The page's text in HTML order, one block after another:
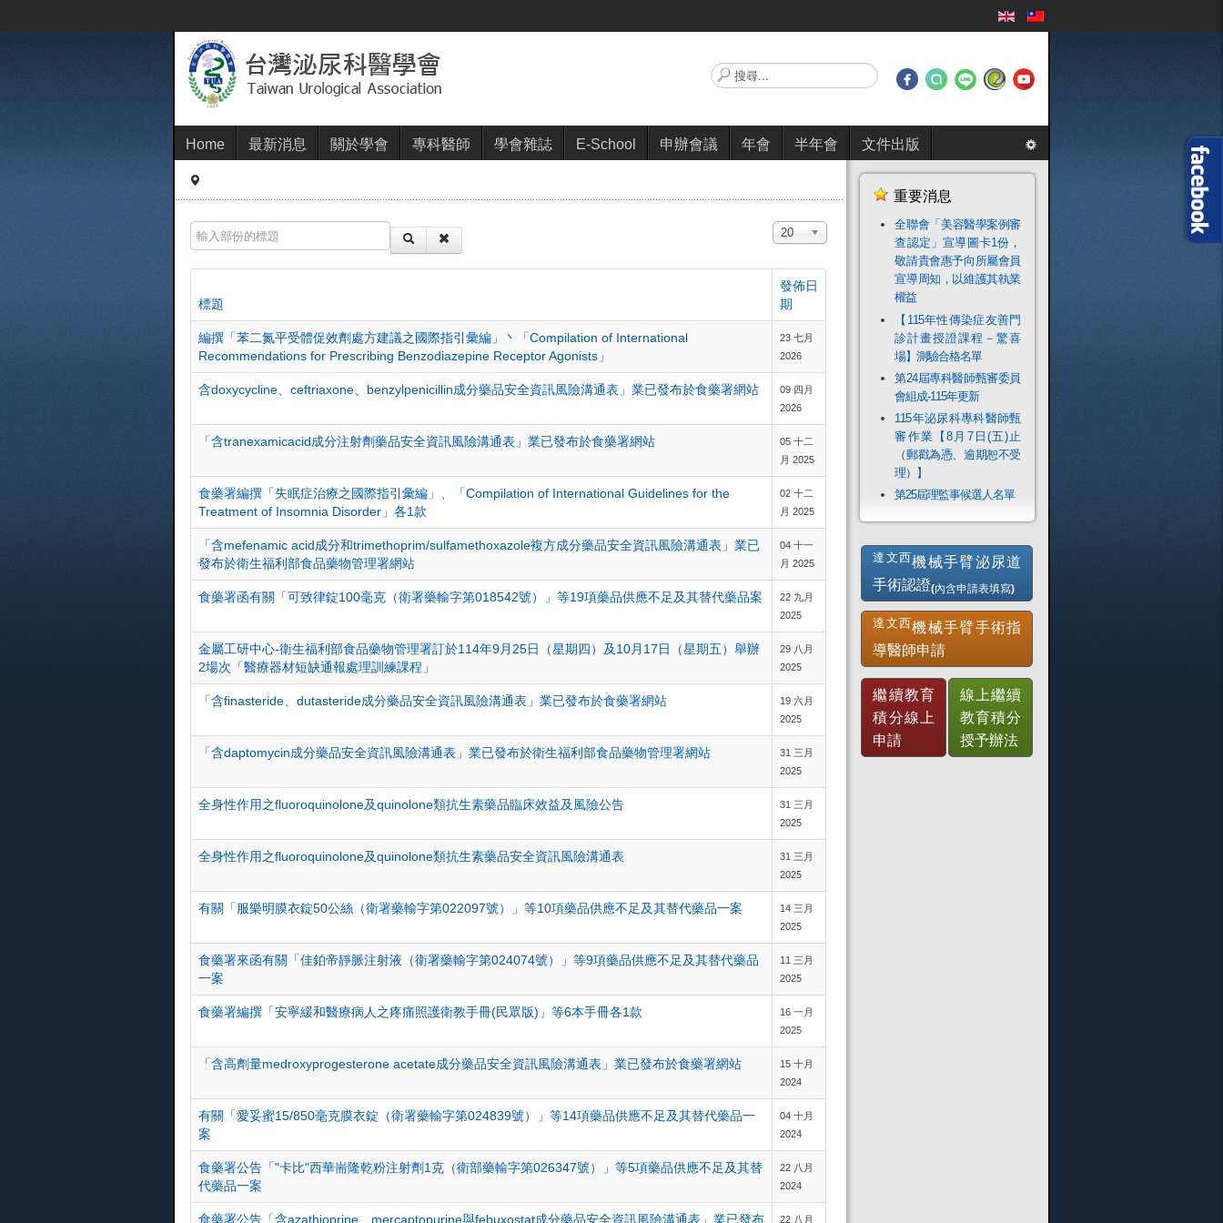
搜
尋...
Home 最新消息 關於學會 專科醫師 學會雜誌 E-School 申辦會議 年會 半年會 文件出版
輸入部份的標題 顯示數目
20
標題
發佈日
期
編撰「苯二氮平受體促效劑處方建議之國際指引彙編」丶「Compilation of International
Recommendations for Prescribing Benzodiazepine Receptor Agonists」
23 七月
2026
含doxycycline、ceftriaxone、benzylpenicillin成分藥品安全資訊風險溝通表」業已發布於食藥署網站
09 四月
2026
「含tranexamicacid成分注射劑藥品安全資訊風險溝通表」業已發布於食藥署網站
05 十二
月 2025
食藥署編撰「失眠症治療之國際指引彙編」、「Compilation of International Guidelines for the
Treatment of Insomnia Disorder」各1款
02 十二
月 2025
「含mefenamic acid成分和trimethoprim/sulfamethoxazole複方成分藥品安全資訊風險溝通表」業已
發布於衛生福利部食品藥物管理署網站
04 十一
月 2025
食藥署函有關「可致律錠100毫克（衛署藥輸字第018542號）」等19項藥品供應不足及其替代藥品案
22 九月
2025
金屬工研中心-衛生福利部食品藥物管理署訂於114年9月25日（星期四）及10月17日（星期五）舉辦
2場次「醫療器材短缺通報處理訓練課程」
29 八月
2025
「含finasteride、dutasteride成分藥品安全資訊風險溝通表」業已發布於食藥署網站
19 六月
2025
「含daptomycin成分藥品安全資訊風險溝通表」業已發布於衛生福利部食品藥物管理署網站
31 三月
2025
全身性作用之fluoroquinolone及quinolone類抗生素藥品臨床效益及風險公告
31 三月
2025
全身性作用之fluoroquinolone及quinolone類抗生素藥品安全資訊風險溝通表
31 三月
2025
有關「服樂明膜衣錠50公絲（衛署藥輸字第022097號）」等10項藥品供應不足及其替代藥品一案
14 三月
2025
食藥署來函有關「佳鉑帝靜脈注射液（衛署藥輸字第024074號）」等9項藥品供應不足及其替代藥品
一案
11 三月
2025
食藥署編撰「安寧緩和醫療病人之疼痛照護衛教手冊(民眾版)」等6本手冊各1款
16 一月
2025
「含高劑量medroxyprogesterone acetate成分藥品安全資訊風險溝通表」業已發布於食藥署網站
15 十月
2024
有關「愛妥蜜15/850毫克膜衣錠（衛署藥輸字第024839號）」等14項藥品供應不足及其替代藥品一
案
04 十月
2024
食藥署公告「"卡比"西華耑隆乾粉注射劑1克（衛部藥輸字第026347號）」等5項藥品供應不足及其替
代藥品一案
22 八月
2024
食藥署公告「含azathioprine、mercaptopurine與febuxostat成分藥品安全資訊風險溝通表」業已發布 22 八月
重要消息
全聯會「​美容醫學案例審
查認定」宣導圖卡1份，
敬請貴會惠予向所屬會員
宣導周知，以維護其執業
權益
【115年性傳染症友善門
診計畫授證課程－驚喜
場】測驗合格名單
第24屆專科醫師甄審委員
會組成-115年更新
115年泌尿科專科醫師甄
審作業【8月7日(五)止
（郵戳為憑、逾期恕不受
理）】
第25屆理監事候選人名單
達文西機械手臂泌尿道
手術認證(內含申請表填寫)
達文西機械手臂手術指
導醫師申請
繼續教育
積分線上
申請
線上繼續
教育積分
授予辦法